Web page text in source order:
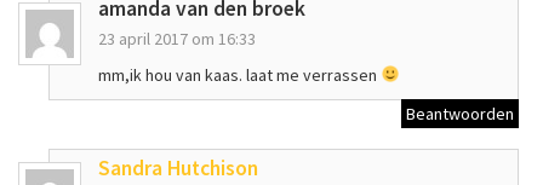
amanda van den broek
23 april 2017 om 16:33
mm,ik hou van kaas. laat me verrassen
Beantwoorden
Sandra Hutchison